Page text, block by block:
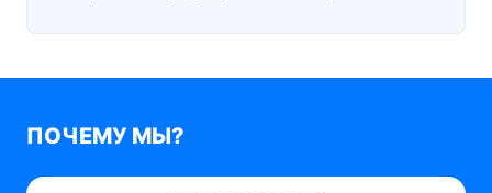
ПОЧЕМУ МЫ?